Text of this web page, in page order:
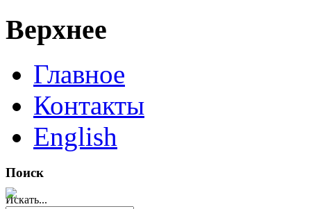
Верхнее
Главное
Контакты
English
Поиск
Искать...